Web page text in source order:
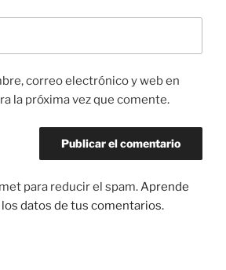
correo electrónico y web en
la próxima vez que comente.
para reducir el spam.Aprende
datos de tus comentarios.